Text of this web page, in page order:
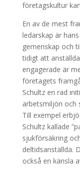
företagskultur
En av de mest
ledarskap är
gemenskap och
tidigt att
engagerade är
företagets
Schultz en rad
arbetsmiljön och
Till exempel
Schultz kallade
sjukförsäkring
deltidsanställda.
också en känsla